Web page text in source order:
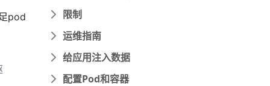
pod
限制
运维指南
给应用注入数据
配置Pod和容器